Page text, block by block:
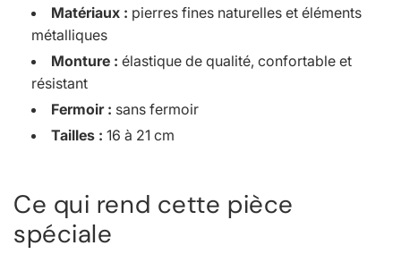
Matériaux : pierres fines naturelles et éléments
métalliques
Monture : élastique de qualité, confortable et
résistant
Fermoir : sans fermoir
Tailles : 16 à 21 cm
Ce qui rend cette pièce
spéciale